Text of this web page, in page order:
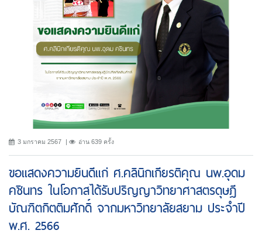
3 มกราคม 2567 อ่าน 639 ครั้ง
ขอแสดงความยินดีแก่ ศ.คลินิกเกียรติคุณ นพ.อุดม
คชินทร ในโอกาสได้รับปริญญาวิทยาศาสตรดุษฎี
บัณฑิตกิตติมศักดิ์ จากมหาวิทยาลัยสยาม ประจำปี
พ.ศ. 2566